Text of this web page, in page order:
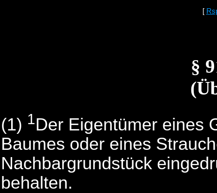
[
§
(1) 1Der Eigentümer eines
Baumes oder eines
Nachbargrundstück
behalten.